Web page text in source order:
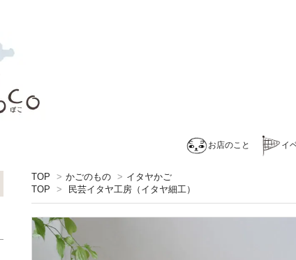
お店のこと イ
TOP > かごのもの > イタヤかご
TOP
> 民芸イタヤ工房（イタヤ細工）